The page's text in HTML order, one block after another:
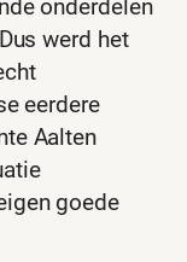
onderdelen
werd het
eerdere
Aalten
goede